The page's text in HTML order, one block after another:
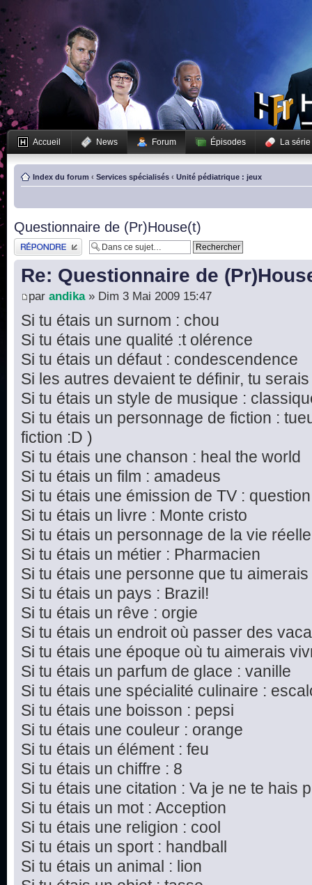
Accueil News Forum Épisodes La série
Index du forum ‹ Services spécialisés ‹ Unité pédiatrique : jeux
Questionnaire de (Pr)House(t)
Publier une réponse
Re: Questionnaire de
par andika» Dim 3 Mai 2009 15:47
Si tu étais un surnom : chou
Si tu étais une qualité :t olérence
Si tu étais un défaut : condescendence
Si les autres devaient te définir, tu
Si tu étais un style de musique :
Si tu étais un personnage de fiction :
fiction :D )
Si tu étais une chanson : heal the world
Si tu étais un film : amadeus
Si tu étais une émission de TV :
Si tu étais un livre : Monte cristo
Si tu étais un personnage de la vie
Si tu étais un métier : Pharmacien
Si tu étais une personne que tu
Si tu étais un pays : Brazil!
Si tu étais un rêve : orgie
Si tu étais un endroit où passer des
Si tu étais une époque où tu aimerais
Si tu étais un parfum de glace : vanille
Si tu étais une spécialité culinaire :
Si tu étais une boisson : pepsi
Si tu étais une couleur : orange
Si tu étais un élément : feu
Si tu étais un chiffre : 8
Si tu étais une citation : Va je ne te hais
Si tu étais un mot : Acception
Si tu étais une religion : cool
Si tu étais un sport : handball
Si tu étais un animal : lion